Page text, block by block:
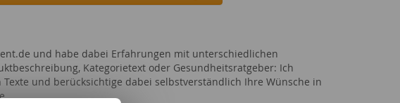
und habe dabei Erfahrungen mit unterschiedlichen
Kategorietext oder Gesundheitsratgeber: Ich
und berücksichtige dabei selbstverständlich Ihre Wünsche in